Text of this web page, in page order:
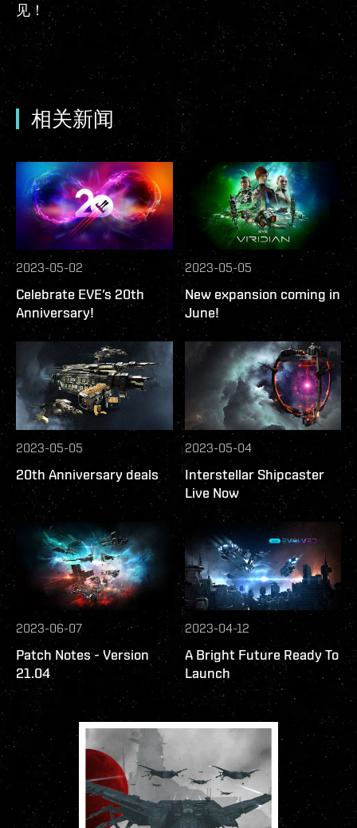
见！
相关新闻
2023-05-02
Celebrate EVE’s 20th
Anniversary!
2023-05-05
New expansion coming in
June!
2023-05-05
20th Anniversary deals
2023-05-04
Interstellar Shipcaster
Live Now
2023-06-07
Patch Notes - Version
21.04
2023-04-12
A Bright Future Ready To
Launch